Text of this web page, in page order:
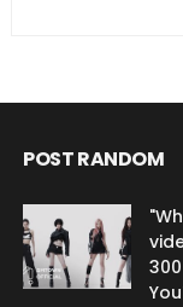
POST RANDOM